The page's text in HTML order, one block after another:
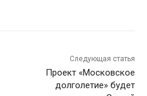
Следующая статья
Проект «Московское
долголетие» будет